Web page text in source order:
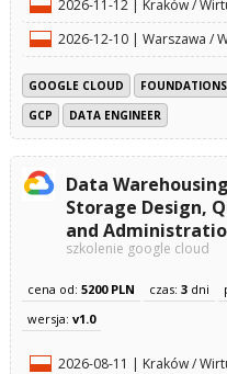
2026-11-12 | Kraków /
2026-12-10 | Warszawa /
GOOGLE CLOUD FOUNDATIONS
GCP
DATA ENGINEER
Data
Storage Design,
and
szkolenie google cloud
cena od: 5200 PLN czas: 3dni
wersja: v1.0
2026-08-11 | Kraków /